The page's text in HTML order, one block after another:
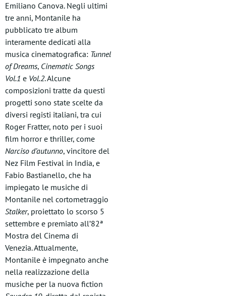
Emiliano Canova. Negli ultimi
tre anni, Montanile ha
pubblicato tre album
interamente dedicati alla
musica cinematografica: Tunnel
of Dreams, Cinematic Songs
Vol.1 e Vol.2. Alcune
composizioni tratte da questi
progetti sono state scelte da
diversi registi italiani, tra cui
Roger Fratter, noto per i suoi
film horror e thriller, come
Narciso d’autunno, vincitore del
Nez Film Festival in India, e
Fabio Bastianello, che ha
impiegato le musiche di
Montanile nel cortometraggio
Stalker, proiettato lo scorso 5
settembre e premiato all’82ª
Mostra del Cinema di
Venezia. Attualmente,
Montanile è impegnato anche
nella realizzazione della
musiche per la nuova fiction